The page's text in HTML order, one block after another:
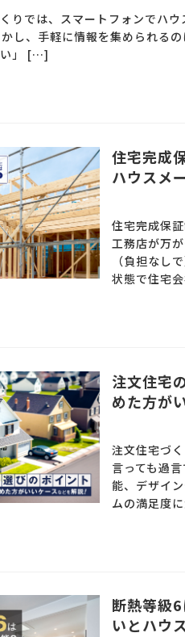
りでは、スマートフォンでハ
し、手軽に情報を集められる
い」 […]
住宅完成
ハウスメ
住宅完成保
工務店が万
（負担なし
状態で住宅
注文住宅
めた方が
注文住宅づ
言っても過
能、デザイ
ムの満足度
断熱等級
いとハウ